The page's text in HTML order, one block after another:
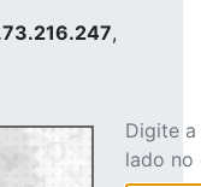
,
Digite
lado no